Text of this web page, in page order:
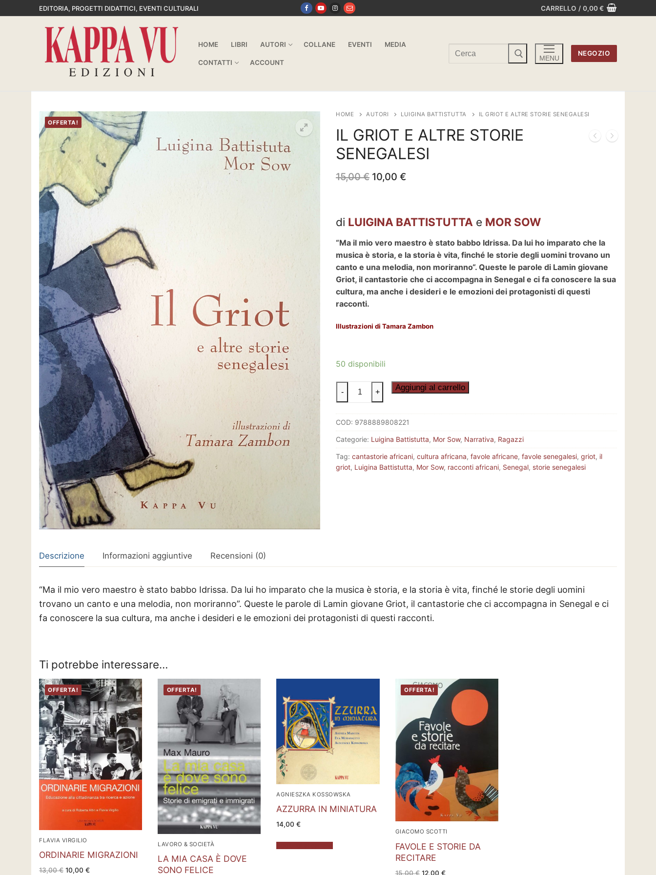
al
EDITORIA, PROGETTI DIDATTICI, EVENTI CULTURALI CARRELLO / 0,00€
HOME LIBRI AUTORI COLLANE EVENTI MEDIA
CONTATTI ACCOUNT
Cerca:
MENU
NEGOZIO
OFFERTA!
HOME AUTORI LUIGINA BATTISTUTTA IL GRIOT E ALTRE STORIE SENEGALESI
IL GRIOT E ALTRE STORIE
SENEGALESI
15,00€ Il
prezzo
15,00 €.
10,00 €
10,00 €.
di LUIGINA BATTISTUTTA e MOR SOW
“Ma il mio vero maestro è stato babbo Idrissa. Da lui ho imparato che la
musica è storia, e la storia è vita, finché le storie degli uomini trovano un
canto e una melodia, non moriranno“. Queste le parole di Lamin giovane
Griot, il cantastorie che ci accompagna in Senegal e ci fa conoscere la sua
cultura, ma anche i desideri e le emozioni dei protagonisti di questi
racconti.
Illustrazioni di Tamara Zambon
50 disponibili
GRIOT
E
ALTRE
STORIE
SENEGALESI
quantità
- + Aggiungi al carrello
COD: 9788889808221
Categorie: Luigina Battistutta, Mor Sow, Narrativa, Ragazzi
Tag: cantastorie africani, cultura africana, favole africane, favole senegalesi, griot, il
griot, Luigina Battistutta, Mor Sow, racconti africani, Senegal, storie senegalesi
Descrizione Informazioni aggiuntive Recensioni (0)
“Ma il mio vero maestro è stato babbo Idrissa. Da lui ho imparato che la musica è storia, e la storia è vita, finché le storie degli uomini
trovano un canto e una melodia, non moriranno”. Queste le parole di Lamin giovane Griot, il cantastorie che ci accompagna in Senegal e ci
fa conoscere la sua cultura, ma anche i desideri e le emozioni dei protagonisti di questi racconti.
Ti potrebbe interessare…
OFFERTA!
FLAVIA VIRGILIO
ORDINARIE MIGRAZIONI
13,00€ Il
10,00 €Il
OFFERTA!
LAVORO & SOCIETÀ
LA MIA CASA È DOVE
SONO FELICE
AGNIESZKA KOSSOWSKA
AZZURRA IN MINIATURA
14,00€
OFFERTA!
GIACOMO SCOTTI
FAVOLE E STORIE DA
RECITARE
15,00€ Il
12,00 €Il